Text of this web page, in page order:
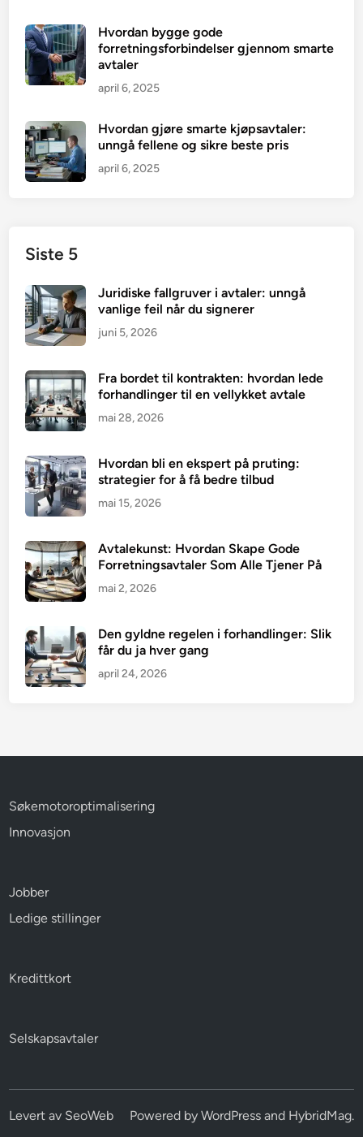
Hvordan bygge gode
forretningsforbindelser gjennom smarte
avtaler
april 6, 2025
Hvordan gjøre smarte kjøpsavtaler:
unngå fellene og sikre beste pris
april 6, 2025
Siste 5
Juridiske fallgruver i avtaler: unngå
vanlige feil når du signerer
juni 5, 2026
Fra bordet til kontrakten: hvordan lede
forhandlinger til en vellykket avtale
mai 28, 2026
Hvordan bli en ekspert på pruting:
strategier for å få bedre tilbud
mai 15, 2026
Avtalekunst: Hvordan Skape Gode
Forretningsavtaler Som Alle Tjener På
mai 2, 2026
Den gyldne regelen i forhandlinger: Slik
får du ja hver gang
april 24, 2026
Søkemotoroptimalisering
Innovasjon
Jobber
Ledige stillinger
Kredittkort
Selskapsavtaler
Levert av SeoWeb Powered by WordPressand HybridMag.